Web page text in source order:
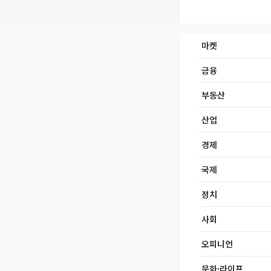
마켓
금융
부동산
산업
경제
국제
정치
사회
오피니언
문화·라이프